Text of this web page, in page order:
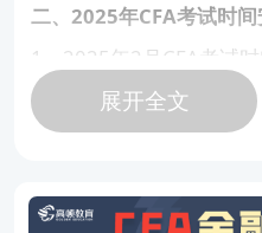
二、2025年CFA考试时
1、2025年2月CFA考试
2025年2月CFA一级考试
2025年2月CFA三级考
2025年5月CFA一级考试
展开全文